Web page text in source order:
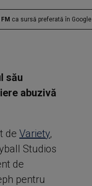
ca sursă preferată în Google
său
abuzivă
de Variety,
Studios
de
pentru